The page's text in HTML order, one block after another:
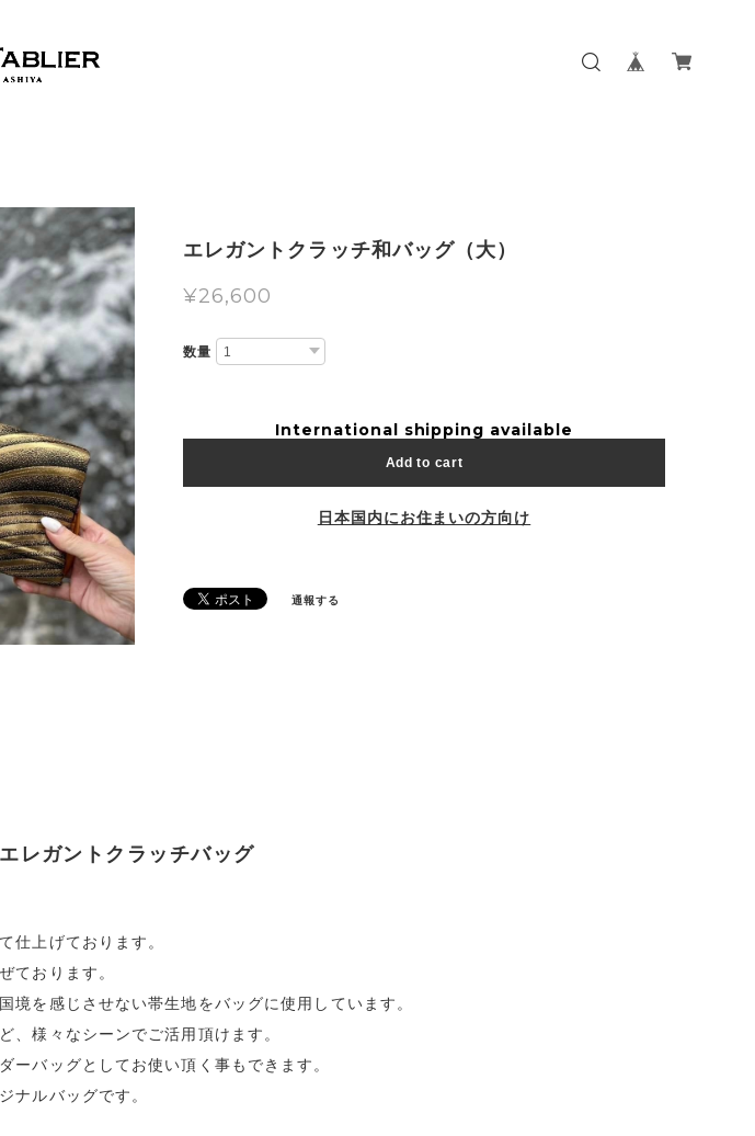
エレガントクラッチ和バッグ（大）
¥26,600
数量
International shipping available
Add to cart
日本国内にお住まいの方向け
通報する
レガントクラッチバッグ
仕上げております。
ております。
境を感じさせない帯生地をバッグに使用しています。
、様々なシーンでご活用頂けます。
ーバッグとしてお使い頂く事もできます。
ナルバッグです。